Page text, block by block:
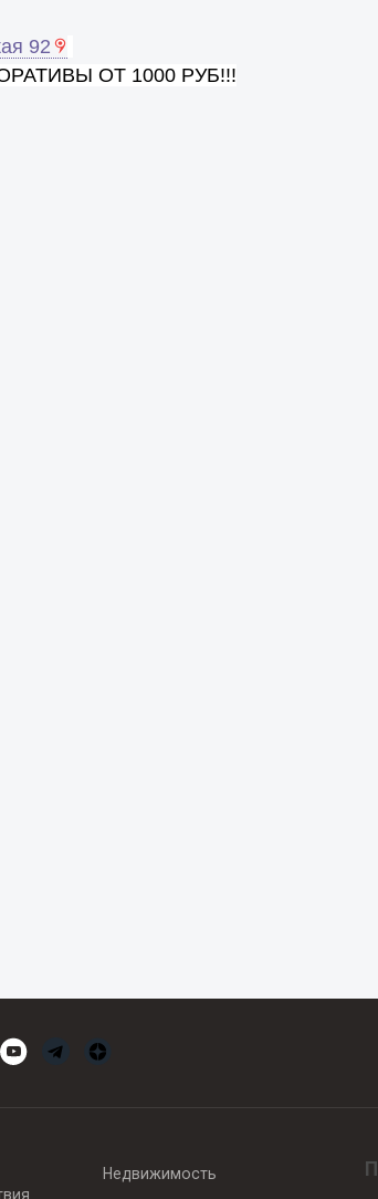
92
ОТ 1000 РУБ!!!
Недвижимость